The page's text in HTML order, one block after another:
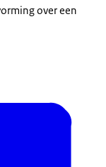
over een